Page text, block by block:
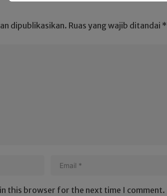
dipublikasikan. Ruas yang wajib ditandai *
in this browser for the next time I comment.